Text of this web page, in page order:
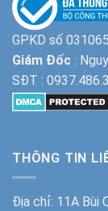
GPKD số
Giám Đốc :
SĐT :
THÔNG TIN
Địa chỉ: 11A Bùi